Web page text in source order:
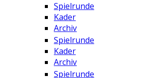
Spielrunde
Kader
Archiv
Spielrunde
Kader
Archiv
Spielrunde